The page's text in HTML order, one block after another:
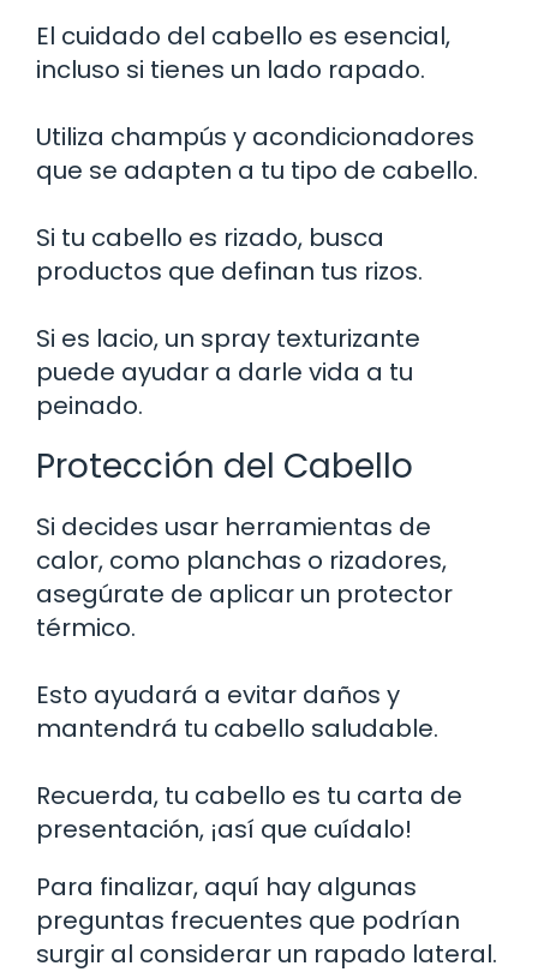
El cuidado del cabello es esencial,
incluso si tienes un lado rapado.
Utiliza champús y acondicionadores
que se adapten a tu tipo de cabello.
Si tu cabello es rizado, busca
productos que definan tus rizos.
Si es lacio, un spray texturizante
puede ayudar a darle vida a tu
peinado.
Protección del Cabello
Si decides usar herramientas de
calor, como planchas o rizadores,
asegúrate de aplicar un protector
térmico.
Esto ayudará a evitar daños y
mantendrá tu cabello saludable.
Recuerda, tu cabello es tu carta de
presentación, ¡así que cuídalo!
Para finalizar, aquí hay algunas
preguntas frecuentes que podrían
surgir al considerar un rapado lateral.